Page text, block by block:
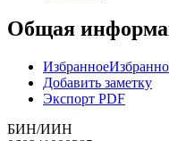
Общая
Избранное
Добавить заметку
Экспорт PDF
БИН/ИИН